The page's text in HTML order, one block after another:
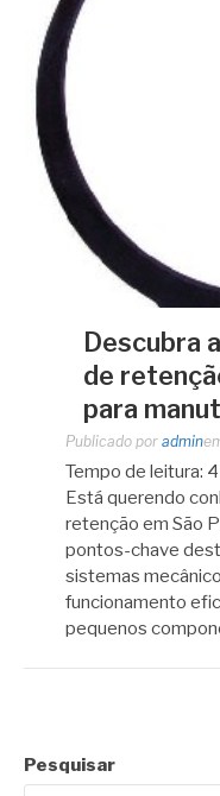
Descubra
de
para
Publicado por admin
Tempo de leitura: 4
Está querendo
retenção em São
pontos-chave
sistemas
funcionamento
pequenos
Pesquisar